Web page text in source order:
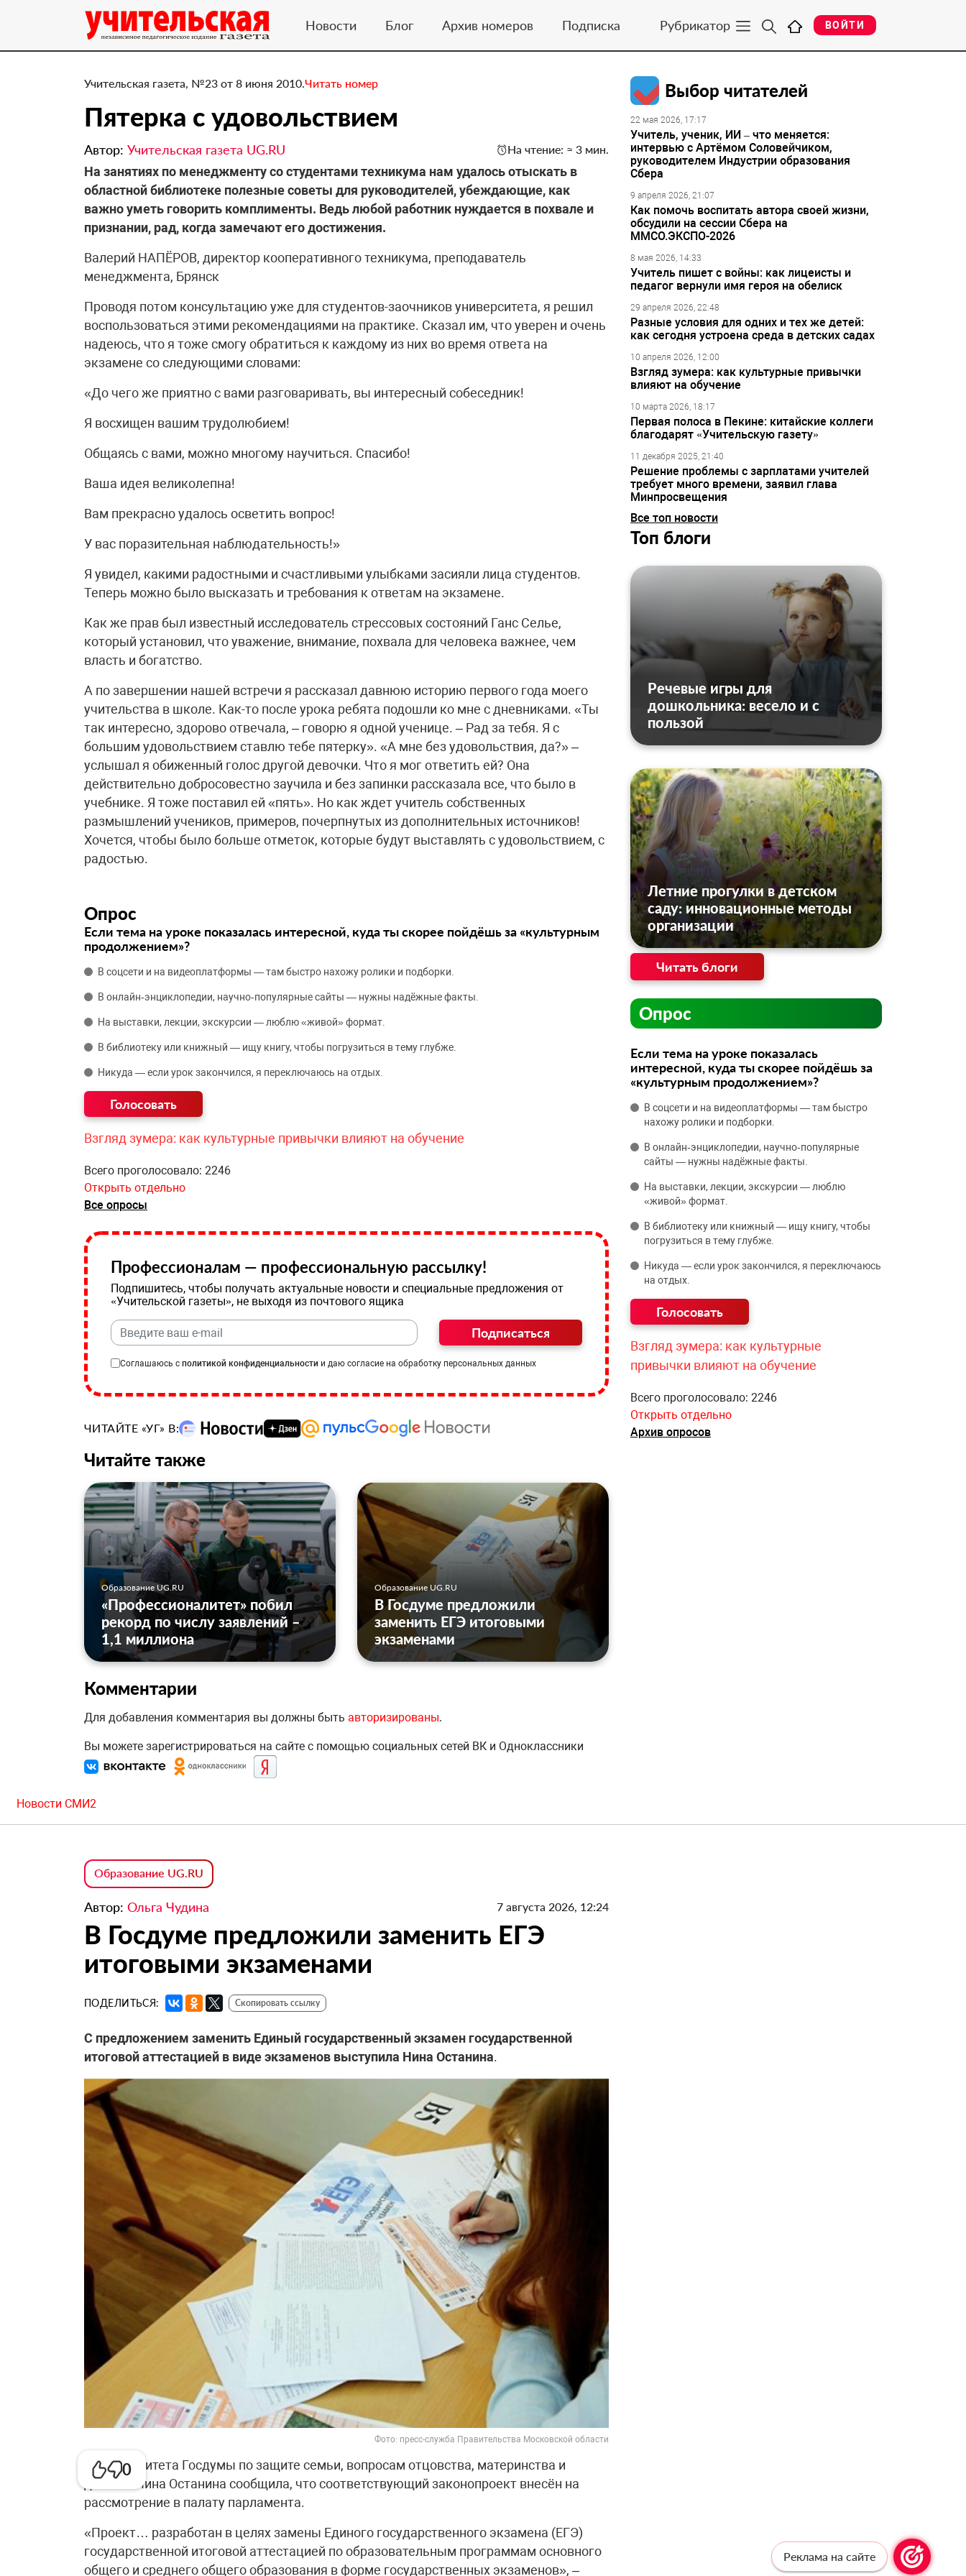
Новости Блог Архив номеров Подписка Рубрикатор ВОЙТИ
0
Учительская газета, №23 от 8 июня 2010.Читать номер
Пятерка с удовольствием
Автор: Учительская газета UG.RU На чтение: ≈ 3 мин.
На занятиях по менеджменту со студентами техникума нам удалось отыскать в
областной библиотеке полезные советы для руководителей, убеждающие, как
важно уметь говорить комплименты. Ведь любой работник нуждается в похвале и
признании, рад, когда замечают его достижения.
Валерий НАПЁРОВ, директор кооперативного техникума, преподаватель
менеджмента, Брянск
Проводя потом консультацию уже для студентов-заочников университета, я решил
воспользоваться этими рекомендациями на практике. Сказал им, что уверен и очень
надеюсь, что я тоже смогу обратиться к каждому из них во время ответа на
экзамене со следующими словами:
«До чего же приятно с вами разговаривать, вы интересный собеседник!
Я восхищен вашим трудолюбием!
Общаясь с вами, можно многому научиться. Спасибо!
Ваша идея великолепна!
Вам прекрасно удалось осветить вопрос!
У вас поразительная наблюдательность!»
Я увидел, какими радостными и счастливыми улыбками засияли лица студентов.
Теперь можно было высказать и требования к ответам на экзамене.
Как же прав был известный исследователь стрессовых состояний Ганс Селье,
который установил, что уважение, внимание, похвала для человека важнее, чем
власть и богатство.
А по завершении нашей встречи я рассказал давнюю историю первого года моего
учительства в школе. Как-то после урока ребята подошли ко мне с дневниками. «Ты
так интересно, здорово отвечала, – говорю я одной ученице. – Рад за тебя. Я с
большим удовольствием ставлю тебе пятерку». «А мне без удовольствия, да?» –
услышал я обиженный голос другой девочки. Что я мог ответить ей? Она
действительно добросовестно заучила и без запинки рассказала все, что было в
учебнике. Я тоже поставил ей «пять». Но как ждет учитель собственных
размышлений учеников, примеров, почерпнутых из дополнительных источников!
Хочется, чтобы было больше отметок, которые будут выставлять с удовольствием, с
радостью.
Опрос
Если тема на уроке показалась интересной, куда ты скорее пойдёшь за «культурным
продолжением»?
В соцсети и на видеоплатформы — там быстро нахожу ролики и подборки.
В онлайн‑энциклопедии, научно‑популярные сайты — нужны надёжные факты.
На выставки, лекции, экскурсии — люблю «живой» формат.
В библиотеку или книжный — ищу книгу, чтобы погрузиться в тему глубже.
Никуда — если урок закончился, я переключаюсь на отдых.
Взгляд зумера: как культурные привычки влияют на обучение
Всего проголосовало: 2246
Открыть отдельно
Все опросы
Профессионалам — профессиональную рассылку!
Подпишитесь, чтобы получать актуальные новости и специальные предложения от
«Учительской газеты», не выходя из почтового ящика
Подписаться
Соглашаюсь с политикой конфиденциальности и даю согласие на обработку персональных данных
ЧИТАЙТЕ «УГ» В:
Читайте также
Образование UG.RU
«Профессионалитет» побил
рекорд по числу заявлений –
1,1 миллиона
Образование UG.RU
В Госдуме предложили
заменить ЕГЭ итоговыми
экзаменами
Комментарии
Для добавления комментария вы должны быть авторизированы.
Вы можете зарегистрироваться на сайте с помощью социальных сетей ВК и Одноклассники
Выбор читателей
22 мая 2026, 17:17
Учитель, ученик, ИИ – что меняется:
интервью с Артёмом Соловейчиком,
руководителем Индустрии образования
Сбера
9 апреля 2026, 21:07
Как помочь воспитать автора своей жизни,
обсудили на сессии Сбера на
ММСО.ЭКСПО-2026
8 мая 2026, 14:33
Учитель пишет с войны: как лицеисты и
педагог вернули имя героя на обелиск
29 апреля 2026, 22:48
Разные условия для одних и тех же детей:
как сегодня устроена среда в детских садах
10 апреля 2026, 12:00
Взгляд зумера: как культурные привычки
влияют на обучение
10 марта 2026, 18:17
Первая полоса в Пекине: китайские коллеги
благодарят «Учительскую газету»
11 декабря 2025, 21:40
Решение проблемы с зарплатами учителей
требует много времени, заявил глава
Минпросвещения
Все топ новости
Топ блоги
Речевые игры для
дошкольника: весело и с
пользой
Летние прогулки в детском
саду: инновационные методы
организации
Читать блоги
Опрос
Если тема на уроке показалась
интересной, куда ты скорее пойдёшь за
«культурным продолжением»?
В соцсети и на видеоплатформы — там быстро
нахожу ролики и подборки.
В онлайн‑энциклопедии, научно‑популярные
сайты — нужны надёжные факты.
На выставки, лекции, экскурсии — люблю
«живой» формат.
В библиотеку или книжный — ищу книгу, чтобы
погрузиться в тему глубже.
Никуда — если урок закончился, я переключаюсь
на отдых.
Взгляд зумера: как культурные
привычки влияют на обучение
Всего проголосовало: 2246
Открыть отдельно
Архив опросов
Новости СМИ2
Образование UG.RU
Автор: Ольга Чудина 7 августа 2026, 12:24
В Госдуме предложили заменить ЕГЭ
итоговыми экзаменами
ПОДЕЛИТЬСЯ: Скопировать ссылку
С предложением заменить Единый государственный экзамен государственной
итоговой аттестацией в виде экзаменов выступила Нина Останина.
Фото: пресс-служба Правительства Московской области
Глава комитета Госдумы по защите семьи, вопросам отцовства, материнства и
детства Нина Останина сообщила, что соответствующий законопроект внесён на
рассмотрение в палату парламента.
«Проект… разработан в целях замены Единого государственного экзамена (ЕГЭ)
государственной итоговой аттестацией по образовательным программам основного
общего и среднего общего образования в форме государственных экзаменов», –
Реклама на сайте